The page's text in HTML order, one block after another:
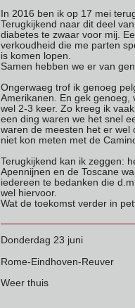
In 2016 ben ik op 17 mei
Terugkijkend naar dit deel
diabetes te zwaar voor mij.
verkoudheid die me parten
is komen lopen.
Samen hebben we er van
Ongerwaeg trof ik genoeg
Amerikanen. En gek genoeg,
wel 2-3 keer. Zo kreeg ik
een ding waren we het snel
waren de meesten het er wel
niet kon meten met de
Terugkijkend kan ik zeggen:
Apennijnen en de Toscane
iedereen te bedanken die
wel hiervoor.
Wat de toekomst verder in
Donderdag 23 juni
Rome-Eindhoven-Reuver
Weer thuis